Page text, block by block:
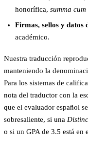
honorífica, summa
Firmas, sellos y datos
académico.
Nuestra traducción
manteniendo la
Para los sistemas de
nota del traductor con la
que el evaluador español
sobresaliente, si una
o si un GPA de 3.5 está en